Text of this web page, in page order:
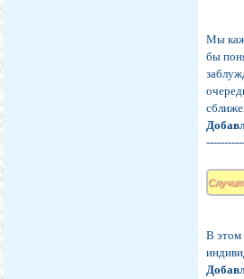
Мы
бы
В этом